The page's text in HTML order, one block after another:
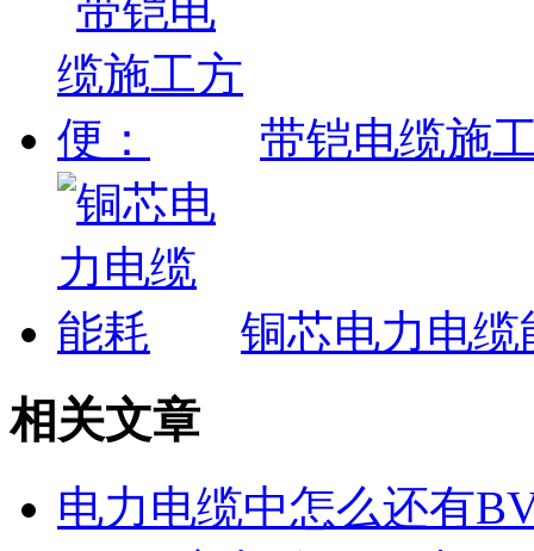
带铠电缆施
铜芯电力电缆
相关文章
电力电缆中怎么还有